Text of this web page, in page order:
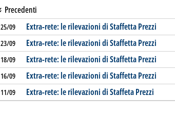
Precedenti
25/09 Extra-rete: le rilevazioni di Staffetta Prezzi
23/09 Extra-rete: le rilevazioni di Staffetta Prezzi
18/09 Extra-rete: le rilevazioni di Staffetta Prezzi
16/09 Extra-rete: le rilevazioni di Staffetta Prezzi
11/09 Extra-rete: le rilevazioni di Staffeta Prezzi